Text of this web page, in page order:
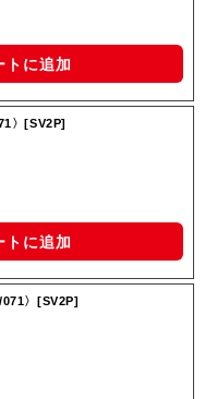
トに追加
〉[SV2P]
トに追加
〉[SV2P]